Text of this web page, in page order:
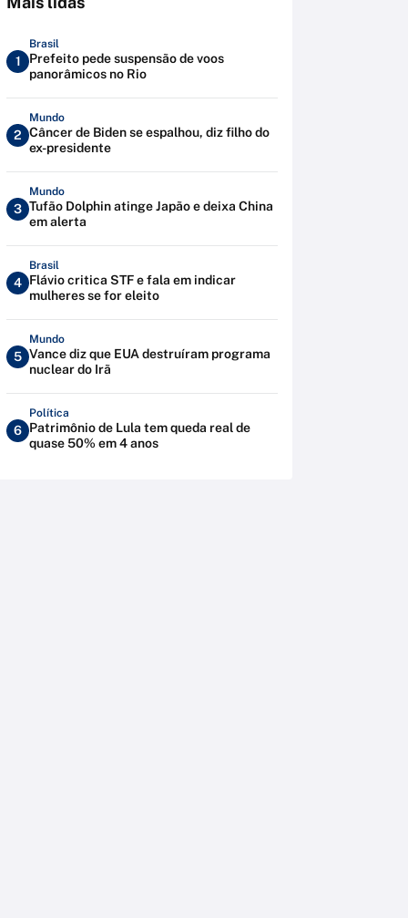
1
Brasil
Prefeito pede suspensão de voos
panorâmicos no Rio
2
Mundo
Câncer de Biden se espalhou, diz filho do
ex-presidente
3
Mundo
Tufão Dolphin atinge Japão e deixa China
em alerta
4
Brasil
Flávio critica STF e fala em indicar
mulheres se for eleito
5
Mundo
Vance diz que EUA destruíram programa
nuclear do Irã
6
Política
Patrimônio de Lula tem queda real de
quase 50% em 4 anos